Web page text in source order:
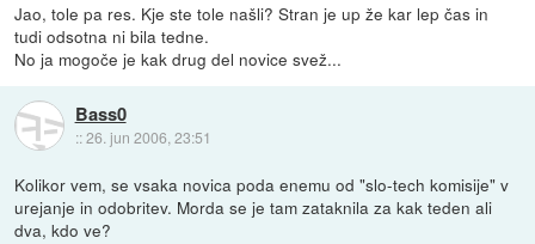
Jao, tole pa res. Kje ste tole našli? Stran je up že kar lep čas in
tudi odsotna ni bila tedne.
No ja mogoče je kak drug del novice svež...
Bass0
::26. jun 2006, 23:51
Kolikor vem, se vsaka novica poda enemu od "slo-tech komisije" v
urejanje in odobritev. Morda se je tam zataknila za kak teden ali
dva, kdo ve?